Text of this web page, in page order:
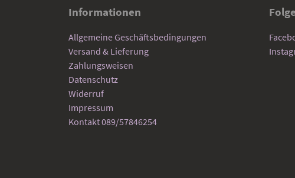
Informationen
Allgemeine Geschäftsbedingungen
Versand & Lieferung
Zahlungsweisen
Datenschutz
Widerruf
Impressum
Kontakt 089/57846254